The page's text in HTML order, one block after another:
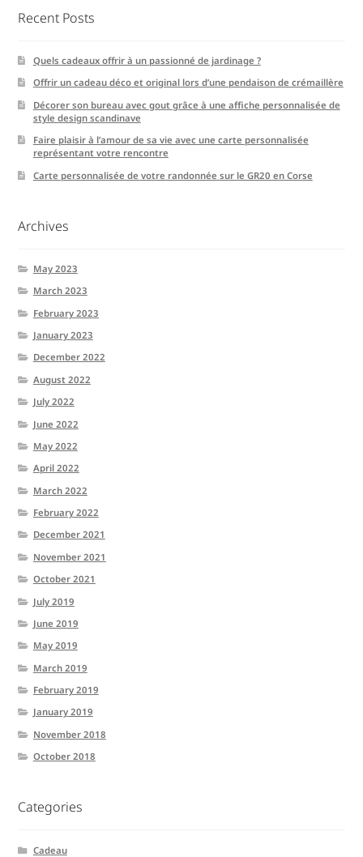
Recent Posts
Quels cadeaux offrir à un passionné de jardinage ?
Offrir un cadeau déco et original lors d’une pendaison de crémaillère
Décorer son bureau avec gout grâce à une affiche personnalisée de
style design scandinave
Faire plaisir à l’amour de sa vie avec une carte personnalisée
représentant votre rencontre
Carte personnalisée de votre randonnée sur le GR20 en Corse
Archives
May 2023
March 2023
February 2023
January 2023
December 2022
August 2022
July 2022
June 2022
May 2022
April 2022
March 2022
February 2022
December 2021
November 2021
October 2021
July 2019
June 2019
May 2019
March 2019
February 2019
January 2019
November 2018
October 2018
Categories
Cadeau